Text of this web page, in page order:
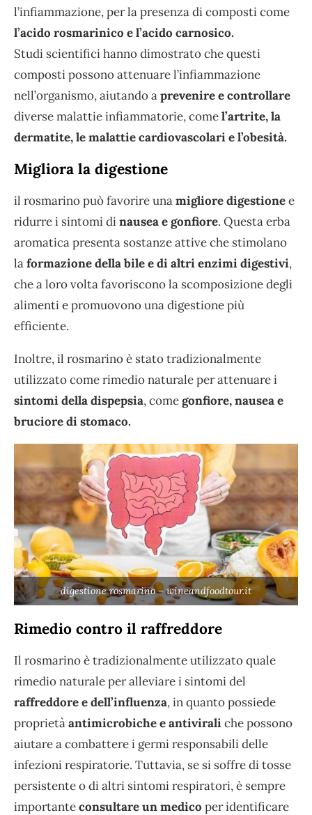
l’infiammazione, per la presenza di composti come
l’acido rosmarinico e l’acido carnosico.
Studi scientifici hanno dimostrato che questi
composti possono attenuare l’infiammazione
nell’organismo, aiutando aprevenire e controllare
diverse malattie infiammatorie, comel’artrite, la
dermatite, le malattie cardiovascolari e l’obesità.
Migliora la digestione
il rosmarino può favorire unamigliore digestionee
ridurre i sintomi dinausea e gonfiore. Questa erba
aromatica presenta sostanze attive che stimolano
laformazione della bile e di altri enzimi digestivi,
che a loro volta favoriscono la scomposizione degli
alimenti e promuovono una digestione più
efficiente.
Inoltre, il rosmarino è stato tradizionalmente
utilizzato come rimedio naturale per attenuare i
sintomi della dispepsia, comegonfiore, nausea e
bruciore di stomaco.
digestione rosmarino – wineandfoodtour.it
Rimedio contro il raffreddore
Il rosmarino è tradizionalmente utilizzato quale
rimedio naturale per alleviare i sintomi del
raffreddore e dell’influenza, in quanto possiede
proprietàantimicrobiche e antiviraliche possono
aiutare a combattere i germi responsabili delle
infezioni respiratorie. Tuttavia, se si soffre di tosse
persistente o di altri sintomi respiratori, è sempre
importanteconsultare un medico per identificare